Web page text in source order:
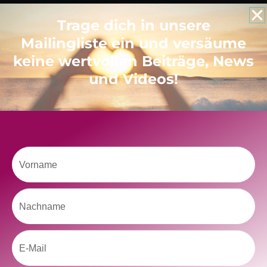
Like uns auf Facebook
akzeptieren und diesen Inhalt zu aktivieren
kolitscher.by.biotic
Trage dich in unsere
Mailingliste ein und versäume
keine wertvollen Beiträge, News
und Videos!
Vorname
Nachname
Email